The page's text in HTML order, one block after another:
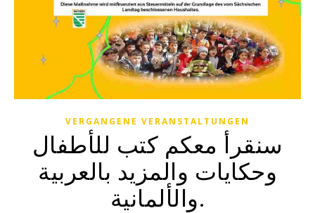
VERGANGENE VERANSTALTUNGEN
سنقرأ معكم كتب للأطفال
وحكايات والمزيد بالعربية
والألمانية.